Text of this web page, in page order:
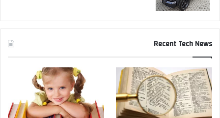
Recent Tech News